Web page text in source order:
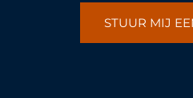
STUUR MIJ